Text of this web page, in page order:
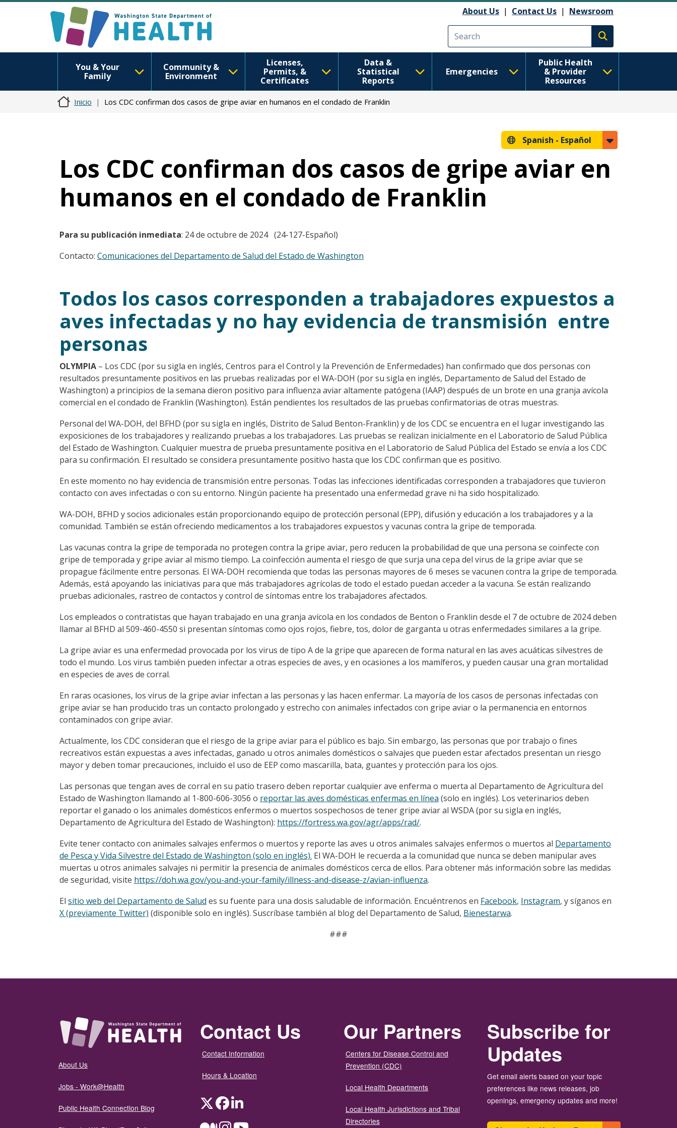
About Us | Contact Us | Newsroom
Execute search
You & Your
Family
Community &
Environment
Licenses,
Permits, &
Certificates
Data &
Statistical
Reports
Emergencies
Public Health
& Provider
Resources
Inicio Los CDC confirman dos casos de gripe aviar en humanos en el condado de Franklin
Spanish - Español
Los CDC confirman dos casos de gripe aviar en
humanos en el condado de Franklin
Para su publicación inmediata: 24 de octubre de 2024 (24-127-Español)
Contacto: Comunicaciones del Departamento de Salud del Estado de Washington
Todos los casos corresponden a trabajadores expuestos a
aves infectadas y no hay evidencia de transmisión entre
personas
OLYMPIA – Los CDC (por su sigla en inglés, Centros para el Control y la Prevención de Enfermedades) han confirmado que dos personas con
resultados presuntamente positivos en las pruebas realizadas por el WA-DOH (por su sigla en inglés, Departamento de Salud del Estado de
Washington) a principios de la semana dieron positivo para influenza aviar altamente patógena (IAAP) después de un brote en una granja avícola
comercial en el condado de Franklin (Washington). Están pendientes los resultados de las pruebas confirmatorias de otras muestras.
Personal del WA-DOH, del BFHD (por su sigla en inglés, Distrito de Salud Benton-Franklin) y de los CDC se encuentra en el lugar investigando las
exposiciones de los trabajadores y realizando pruebas a los trabajadores. Las pruebas se realizan inicialmente en el Laboratorio de Salud Pública
del Estado de Washington. Cualquier muestra de prueba presuntamente positiva en el Laboratorio de Salud Pública del Estado se envía a los CDC
para su confirmación. El resultado se considera presuntamente positivo hasta que los CDC confirman que es positivo.
En este momento no hay evidencia de transmisión entre personas. Todas las infecciones identificadas corresponden a trabajadores que tuvieron
contacto con aves infectadas o con su entorno. Ningún paciente ha presentado una enfermedad grave ni ha sido hospitalizado.
WA-DOH, BFHD y socios adicionales están proporcionando equipo de protección personal (EPP), difusión y educación a los trabajadores y a la
comunidad. También se están ofreciendo medicamentos a los trabajadores expuestos y vacunas contra la gripe de temporada.
Las vacunas contra la gripe de temporada no protegen contra la gripe aviar, pero reducen la probabilidad de que una persona se coinfecte con
gripe de temporada y gripe aviar al mismo tiempo. La coinfección aumenta el riesgo de que surja una cepa del virus de la gripe aviar que se
propague fácilmente entre personas. El WA-DOH recomienda que todas las personas mayores de 6 meses se vacunen contra la gripe de temporada.
Además, está apoyando las iniciativas para que más trabajadores agrícolas de todo el estado puedan acceder a la vacuna. Se están realizando
pruebas adicionales, rastreo de contactos y control de síntomas entre los trabajadores afectados.
Los empleados o contratistas que hayan trabajado en una granja avícola en los condados de Benton o Franklin desde el 7 de octubre de 2024 deben
llamar al BFHD al 509-460-4550 si presentan síntomas como ojos rojos, fiebre, tos, dolor de garganta u otras enfermedades similares a la gripe.
La gripe aviar es una enfermedad provocada por los virus de tipo A de la gripe que aparecen de forma natural en las aves acuáticas silvestres de
todo el mundo. Los virus también pueden infectar a otras especies de aves, y en ocasiones a los mamíferos, y pueden causar una gran mortalidad
en especies de aves de corral.
En raras ocasiones, los virus de la gripe aviar infectan a las personas y las hacen enfermar. La mayoría de los casos de personas infectadas con
gripe aviar se han producido tras un contacto prolongado y estrecho con animales infectados con gripe aviar o la permanencia en entornos
contaminados con gripe aviar.
Actualmente, los CDC consideran que el riesgo de la gripe aviar para el público es bajo. Sin embargo, las personas que por trabajo o fines
recreativos están expuestas a aves infectadas, ganado u otros animales domésticos o salvajes que pueden estar afectados presentan un riesgo
mayor y deben tomar precauciones, incluido el uso de EEP como mascarilla, bata, guantes y protección para los ojos.
Las personas que tengan aves de corral en su patio trasero deben reportar cualquier ave enferma o muerta al Departamento de Agricultura del
Estado de Washington llamando al 1-800-606-3056 o reportar las aves domésticas enfermas en línea (solo en inglés). Los veterinarios deben
reportar el ganado o los animales domésticos enfermos o muertos sospechosos de tener gripe aviar al WSDA (por su sigla en inglés,
Departamento de Agricultura del Estado de Washington): https://fortress.wa.gov/agr/apps/rad/.
Evite tener contacto con animales salvajes enfermos o muertos y reporte las aves u otros animales salvajes enfermos o muertos al Departamento
de Pesca y Vida Silvestre del Estado de Washington (solo en inglés). El WA-DOH le recuerda a la comunidad que nunca se deben manipular aves
muertas u otros animales salvajes ni permitir la presencia de animales domésticos cerca de ellos. Para obtener más información sobre las medidas
de seguridad, visite https://doh.wa.gov/you-and-your-family/illness-and-disease-z/avian-influenza.
El sitio web del Departamento de Salud es su fuente para una dosis saludable de información. Encuéntrenos en Facebook, Instagram, y síganos en
X (previamente Twitter) (disponible solo en inglés). Suscríbase también al blog del Departamento de Salud, Bienestarwa.
###
About Us
Jobs - Work@Health
Public Health Connection Blog
Contact Us
Contact Information
Hours & Location
TwitterFacebookLinkedIn
Our Partners
Centers for Disease Control and
Prevention (CDC)
Local Health Departments
Local Health Jurisdictions and Tribal
Directories
Subscribe for
Updates
Get email alerts based on your topic
preferences like news releases, job
openings, emergency updates and more!